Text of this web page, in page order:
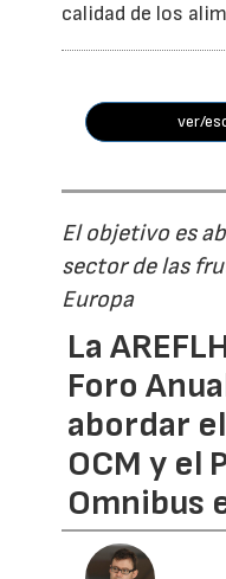
calidad de los
ver/
El objetivo es
sector de las
Europa
La
Foro
abordar
OCM y el
Omnibus